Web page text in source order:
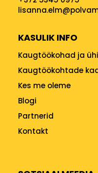
KASULIK INFO
Kaugtöökohad ja
Kaugtöökohtade
Kes me oleme
Blogi
Partnerid
Kontakt